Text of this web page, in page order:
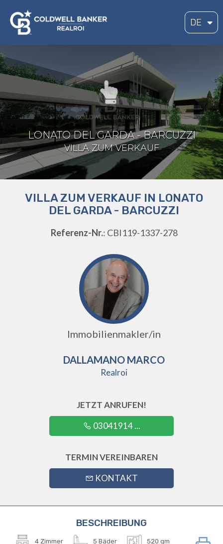
DE
LONATO DEL GARDA - BARCUZZI
VILLA ZUM VERKAUF
VILLA ZUM VERKAUF IN LONATO
DEL GARDA - BARCUZZI
Referenz-Nr.: CBI119-1337-278
Immobilienmakler/in
DALLAMANO MARCO
Realroi
JETZT ANRUFEN!
03041914 ...
TERMIN VEREINBAREN
KONTAKT
BESCHREIBUNG
4 Zimmer 5 Bäder 520 qm